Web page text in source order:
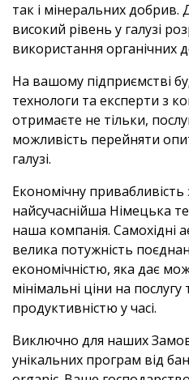
так і мінеральних
високий рівень у галузі
використання органічних
На вашому підприємстві
технологи та експерти з
отримаєте не тільки,
можливість перейняти
галузі.
Економічну привабливість
найсучаснійша Німецька
наша компанія. Самохідні
велика потужність
економічністю, яка дає
мінімальні ціни на
продуктивністю у часі.
Виключно для наших
унікальних програм від